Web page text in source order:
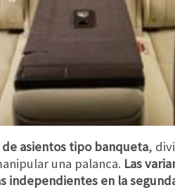
asientos tipo banqueta,
una palanca. Las
independientes en la